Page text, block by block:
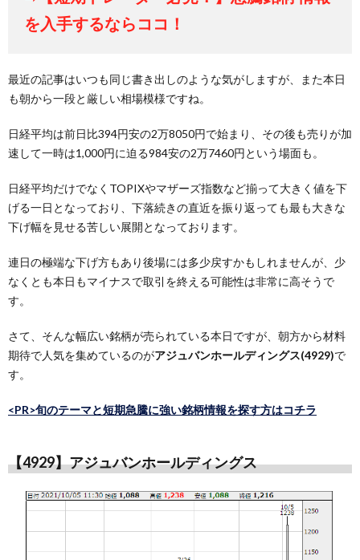
を入手するならココ！
最近の記事はいつも同じ書き出しのような気がしますが、また本日
も朝から一段と厳しい相場模様ですね。
日経平均は前日比394円安の2万8050円で始まり、その後も売りが加
速して一時は1,000円に迫る984安の2万7460円という場面も。
日経平均だけでなくTOPIXやマザーズ指数など揃って大きく値を下
げる一日となっており、下落続きの直近を振り返っても最も大きな
下げ幅を見せる苦しい展開となっております。
連日の極端な下げ方もあり後場には多少戻すかもしれませんが、少
なくとも本日もマイナスで取引を終える可能性は非常に高そうで
す。
さて、そんな幅広い銘柄が売られている本日ですが、朝方から材料
期待で人気を集めているのがアジュバンホールディングス(4929)で
す。
<PR>旬のテーマと短期急騰に強い銘柄情報を探す方はコチラ
【4929】アジュバンホールディングス